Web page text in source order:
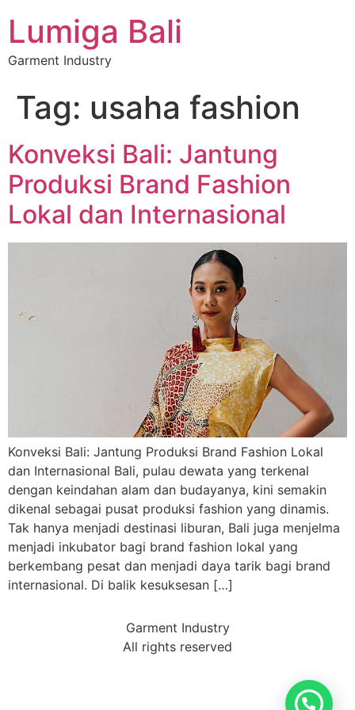
Lumiga Bali
Garment Industry
Tag: usaha fashion
Konveksi Bali: Jantung
Produksi Brand Fashion
Lokal dan Internasional
Konveksi Bali: Jantung Produksi Brand Fashion Lokal
dan Internasional Bali, pulau dewata yang terkenal
dengan keindahan alam dan budayanya, kini semakin
dikenal sebagai pusat produksi fashion yang dinamis.
Tak hanya menjadi destinasi liburan, Bali juga menjelma
menjadi inkubator bagi brand fashion lokal yang
berkembang pesat dan menjadi daya tarik bagi brand
internasional. Di balik kesuksesan […]
Garment Industry
All rights reserved